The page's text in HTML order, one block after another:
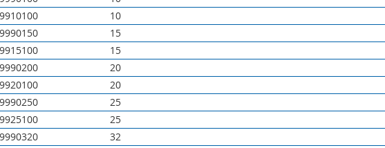
9910100
10
9990150
15
9915100
15
9990200
20
9920100
20
9990250
25
9925100
25
9990320
32